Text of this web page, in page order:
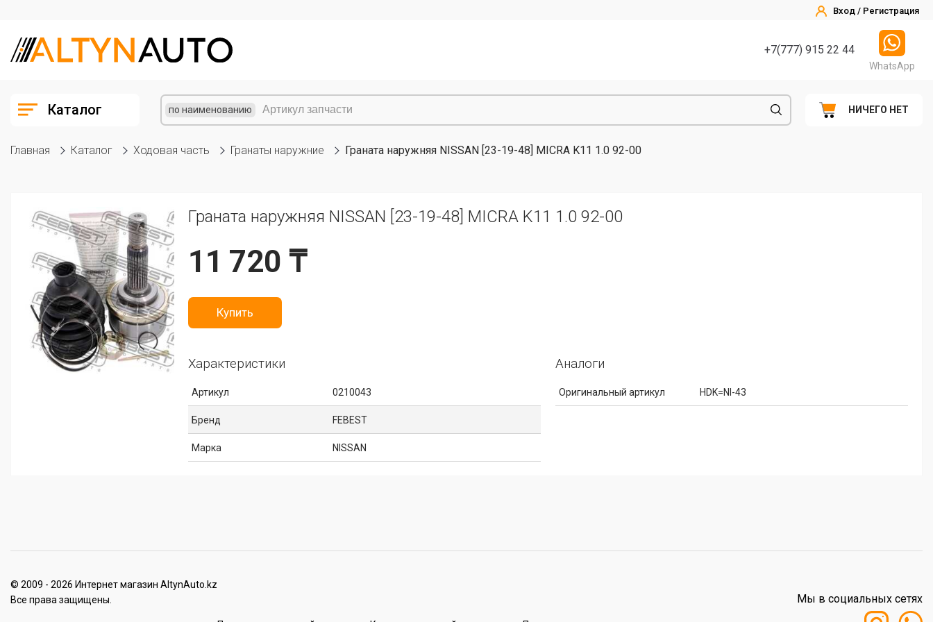
Вход / Регистрация
+7(777) 915 22 44
WhatsApp
Каталог по наименованию НИЧЕГО НЕТ
Главная Каталог Ходовая часть Гранаты наружние Граната наружняя NISSAN [23-19-48] MICRA K11 1.0 92-00
Граната наружняя NISSAN [23-19-48] MICRA K11 1.0 92-00
11 720 ₸
Купить
Характеристики
Артикул 0210043
Бренд FEBEST
Марка NISSAN
Аналоги
Оригинальный артикул HDK=NI-43
© 2009 - 2026 Интернет магазин AltynAuto.kz
Все права защищены.
Мы в социальных сетях